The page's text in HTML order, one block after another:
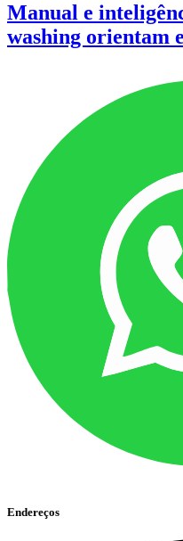
Manual e
washing orientam
Endereços